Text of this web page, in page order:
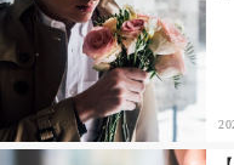
ファッション・美容
グルメ